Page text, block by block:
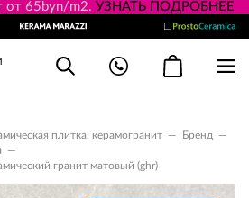
от 65byn/m2. УЗНАТЬ ПОДРОБНЕЕ
плитка, керамогранит — Бренд
—
—
гранит матовый (ghr)